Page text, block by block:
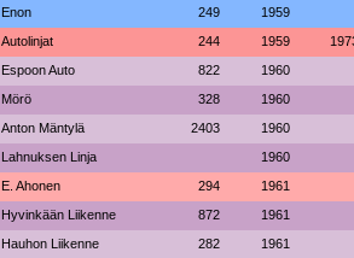
Enon 249 1959
Autolinjat 244 1959
Espoon Auto 822 1960
Mörö 328 1960
Anton Mäntylä 2403 1960
Lahnuksen Linja 1960
E. Ahonen 294 1961
Hyvinkään Liikenne 872 1961
Hauhon Liikenne 282 1961